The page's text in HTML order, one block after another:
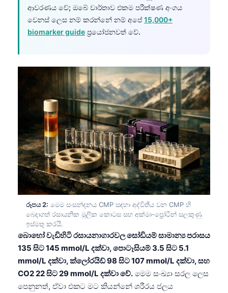
ආවරණය වේ; ඔබේ වාර්තාව එකම පරීක්ෂණ අංගය
වෙනස් ලෙස නම් කරන්නේ නම් අපේ15,000+
biomarker guide ප්‍රයෝජනවත් වේ.
රූපය 2: මෙම සංසන්දනය CMP සඳහා අද්විතීය වන CMP හි
බෙදාගත් රසායනික මූලික කොටස සහ අක්මා-ප්‍රෝටීන් සලකුණු
ඉස්මතු කරයි.
බොහෝ වැඩිහිටි රසායනාගාරවල සෝඩියම් සාමාන්‍ය පරාසය
135 සිට 145 mmol/L දක්වා, පොටෑසියම් 3.5 සිට 5.1
mmol/L දක්වා, ක්ලෝරයිඩ් 98 සිට 107 mmol/L දක්වා, සහ
CO2 22 සිට 29 mmol/L දක්වා වේ. මෙම සංඛ්‍යා සරල ලෙස
පෙනුනත්, ඒවා එකට මට කියන්නේ ශරීරය ජලය